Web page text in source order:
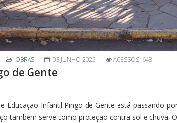
OBRAS 03 JUNHO 2025 ACESSOS: 648
de Gente
Educação Infantil Pingo de Gente está passando
também serve como proteção contra sol e chuva.